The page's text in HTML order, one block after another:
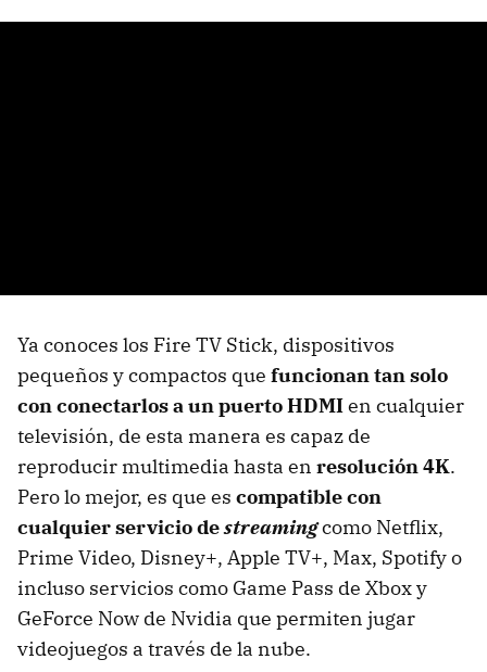
Ya conoces los Fire TV Stick, dispositivos
pequeños y compactos que funcionan tan solo
con conectarlos a un puerto HDMIen cualquier
televisión, de esta manera es capaz de
reproducir multimedia hasta en resolución 4K.
Pero lo mejor, es que es compatible con
cualquier servicio destreamingcomo Netflix,
Prime Video, Disney+, Apple TV+, Max, Spotify o
incluso servicios como Game Pass de Xbox y
GeForce Now de Nvidia que permiten jugar
videojuegos a través de la nube.